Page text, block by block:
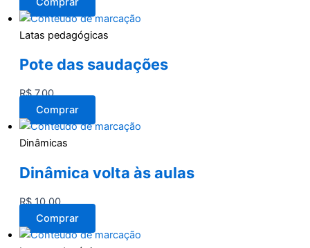
Latas pedagógicas
Pote das saudações
R$7,00
Comprar
Dinâmicas
Dinâmica volta às aulas
R$10,00
Comprar